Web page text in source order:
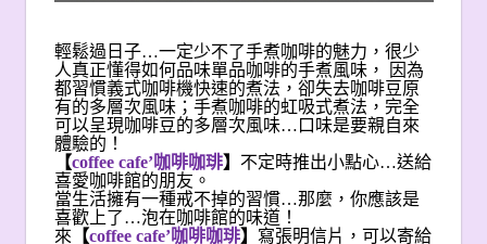
輕鬆過日子…一定少不了手煮咖啡的魅力，很少
人真正懂得如何品味單品咖啡的手煮風味， 因為
都習慣義式咖啡機快速的煮法，卻失去咖啡豆原
有的多層次風味；手煮咖啡的虹吸式煮法，完全
可以呈現咖啡豆的多層次風味…口味是要親自來
體驗的！
【coffee cafe’咖啡咖琲】 不定時推出小點心…送給
喜愛咖啡館的朋友。
當生活擁有一種戒不掉的習慣…那麼，你應該是
喜歡上了…泡在咖啡館的味道！
來 【coffee cafe’咖啡咖琲】 寫張明信片，可以寄給